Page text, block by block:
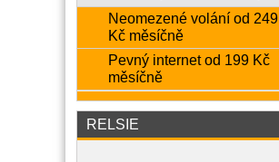
Neomezené volání od 249
Kč měsíčně
Pevný internet od 199 Kč
měsíčně
RELSIE